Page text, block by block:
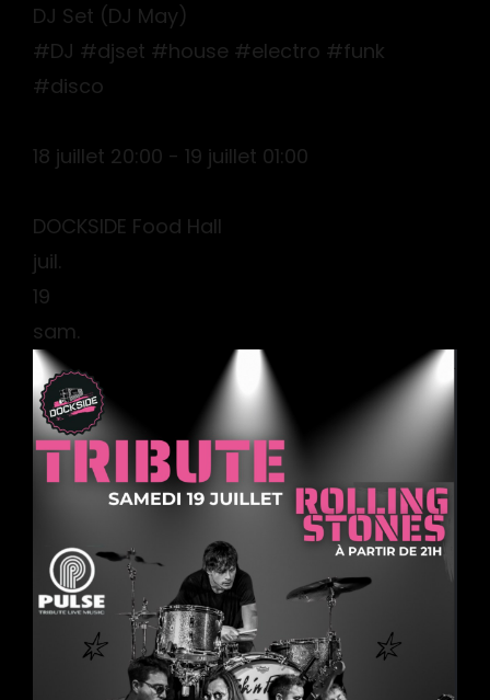
DJ Set (DJ May)
#DJ #djset #house #electro #funk
#disco
18 juillet 20:00 - 19 juillet 01:00
DOCKSIDE Food Hall
juil.
19
sam.